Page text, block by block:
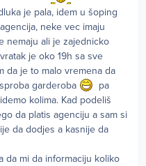
je pala, idem u šoping
neke vec imaju
nemaju ali je zajednicko
je oko 19h sa sve
da je to malo vremena da
garderoba
pa
kolima. Kad podeliš
da platis agenciju a sam si
da dodjes a kasnije da
da mi da informaciju koliko